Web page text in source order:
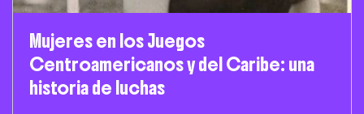
Mujeres en los Juegos
Centroamericanos y del Caribe: una
historia de luchas